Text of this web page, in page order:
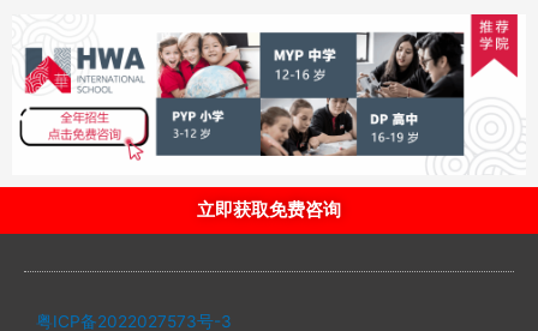
立即获取免费咨询
粤ICP备2022027573号-3